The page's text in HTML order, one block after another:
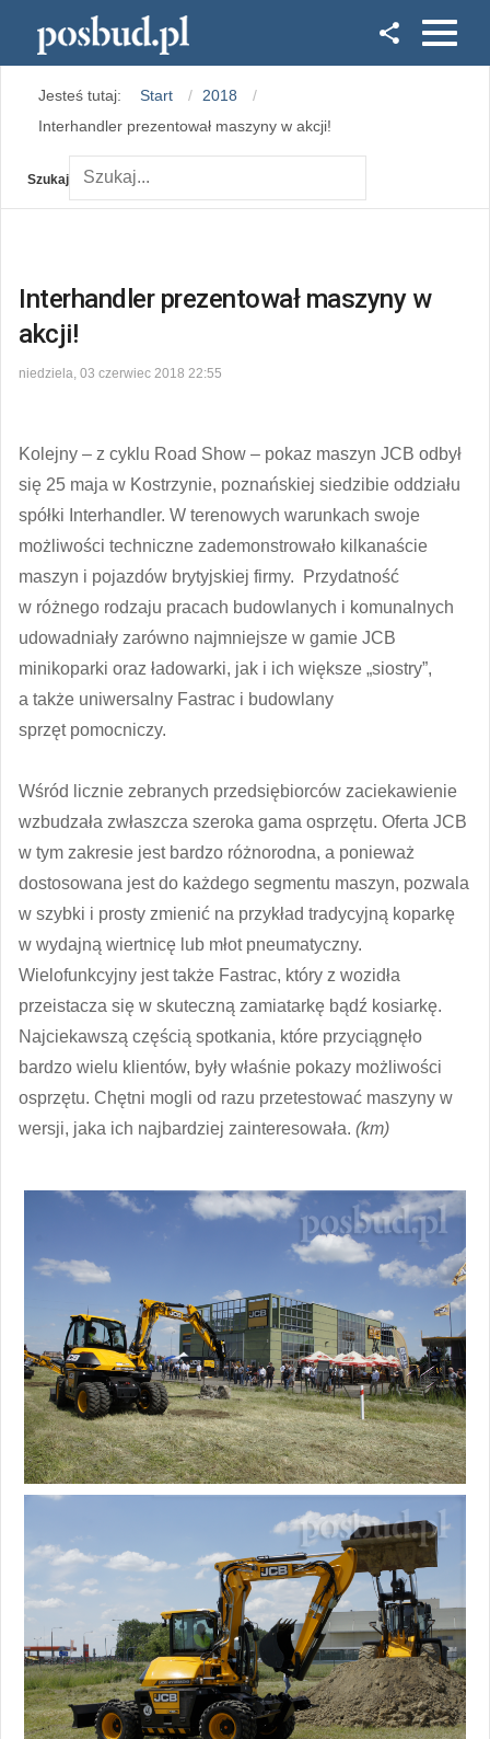
Instagram
Jesteś tutaj: Start
2018
Interhandler prezentował maszyny w akcji!
Szukaj
Interhandler prezentował maszyny w
akcji!
niedziela, 03 czerwiec 2018 22:55
Kolejny – z cyklu Road Show – pokaz maszyn JCB odbył
się 25 maja w Kostrzynie, poznańskiej siedzibie oddziału
spółki Interhandler. W terenowych warunkach swoje
możliwości techniczne zademonstrowało kilkanaście
maszyn i pojazdów brytyjskiej firmy. Przydatność
w różnego rodzaju pracach budowlanych i komunalnych
udowadniały zarówno najmniejsze w gamie JCB
minikoparki oraz ładowarki, jak i ich większe „siostry”,
a także uniwersalny Fastrac i budowlany
sprzęt pomocniczy.
Wśród licznie zebranych przedsiębiorców zaciekawienie
wzbudzała zwłaszcza szeroka gama osprzętu. Oferta JCB
w tym zakresie jest bardzo różnorodna, a ponieważ
dostosowana jest do każdego segmentu maszyn, pozwala
w szybki i prosty zmienić na przykład tradycyjną koparkę
w wydajną wiertnicę lub młot pneumatyczny.
Wielofunkcyjny jest także Fastrac, który z wozidła
przeistacza się w skuteczną zamiatarkę bądź kosiarkę.
Najciekawszą częścią spotkania, które przyciągnęło
bardzo wielu klientów, były właśnie pokazy możliwości
osprzętu. Chętni mogli od razu przetestować maszyny w
wersji, jaka ich najbardziej zainteresowała. (km)